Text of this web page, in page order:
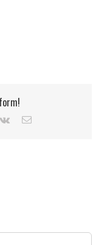
Vk Email